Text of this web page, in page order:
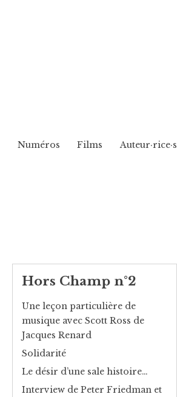
Numéros Films Auteur·rice·s
Hors Champ n°2
Une leçon particulière de
musique avec Scott Ross de
Jacques Renard
Solidarité
Le désir d’une sale histoire…
Interview de Peter Friedman et